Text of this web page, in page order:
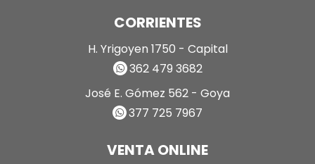
CORRIENTES
H. Yrigoyen 1750 - Capital
362 479 3682
José E. Gómez 562 - Goya
377 725 7967
VENTA ONLINE